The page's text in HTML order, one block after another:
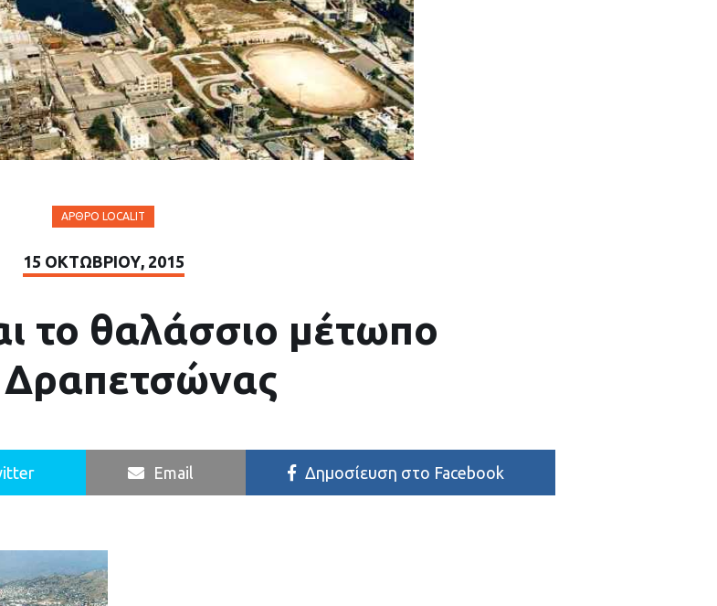
ΆΡΘΡΟ LOCALIT
15 ΟΚΤΩΒΡΊΟΥ, 2015
το θαλάσσιο μέτωπο
Δραπετσώνας
Email Δημοσίευση στο Facebook